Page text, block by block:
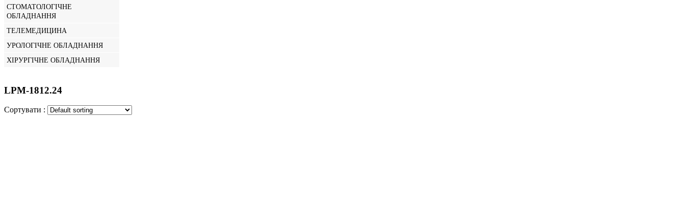
СТОМАТОЛОГІЧНЕ
ОБЛАДНАННЯ
ТЕЛЕМЕДИЦИНА
УРОЛОГІЧНЕ ОБЛАДНАННЯ
ХІРУРГІЧНЕ ОБЛАДНАННЯ
LPM-1812.24
Сортувати :